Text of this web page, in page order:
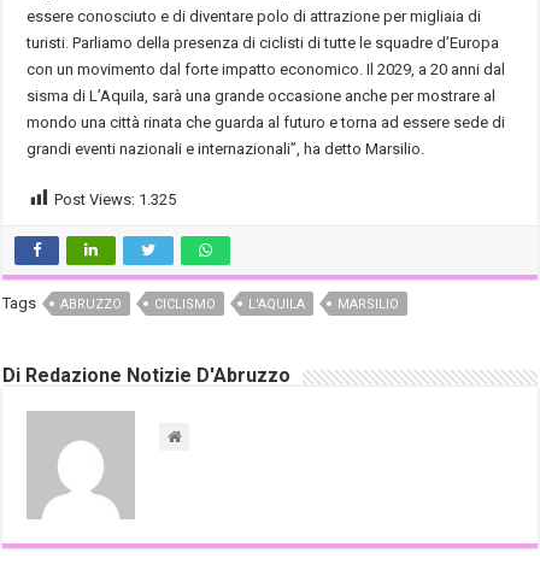
essere conosciuto e di diventare polo di attrazione per migliaia di
turisti. Parliamo della presenza di ciclisti di tutte le squadre d’Europa
con un movimento dal forte impatto economico. Il 2029, a 20 anni dal
sisma di L’Aquila, sarà una grande occasione anche per mostrare al
mondo una città rinata che guarda al futuro e torna ad essere sede di
grandi eventi nazionali e internazionali”, ha detto Marsilio.
Post Views: 1.325
Tags ABRUZZO CICLISMO L'AQUILA MARSILIO
Di Redazione Notizie D'Abruzzo